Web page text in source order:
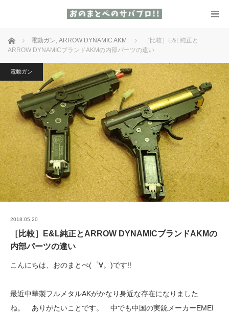
ホーム 電動ガン, ARROW DYNAMIC AKM
［比較］E&L純正と
ARROW DYNAMICブランドAKMの内部パーツの違い
電動ガン
2018.05.20
［比較］E&L純正とARROW DYNAMICブランドAKMの
内部パーツの違い
こんにちは、おのまとぺ(゜∀。)です!!
最近中華製フルメタルAKがかなり身近な存在になりました
ね。 ありがたいことです。 中でも中国の実銃メーカーEMEI